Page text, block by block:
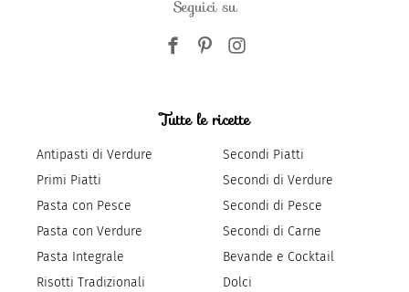
Seguici su
Tutte le ricette
Antipasti di Verdure
Primi Piatti
Pasta con Pesce
Pasta con Verdure
Pasta Integrale
Risotti Tradizionali
Secondi Piatti
Secondi di Verdure
Secondi di Pesce
Secondi di Carne
Bevande e Cocktail
Dolci